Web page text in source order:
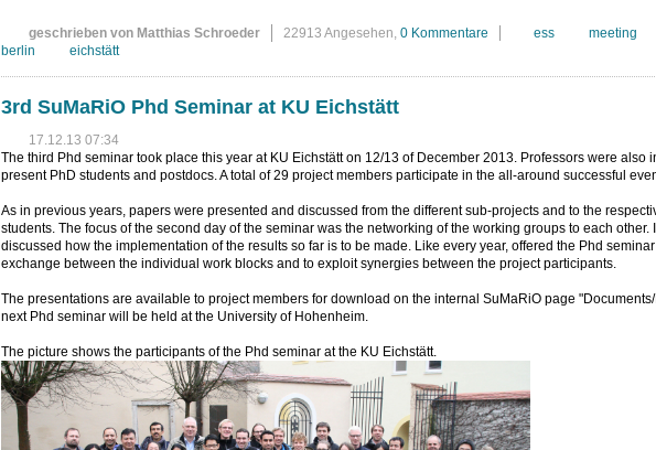
geschrieben von Matthias Schroeder 22913 Angesehen, 0 Kommentare ess meeting
berlin
eichstätt
3rd SuMaRiO Phd Seminar at KU Eichstätt
17.12.13 07:34
The third Phd seminar took place this year at KU Eichstätt on 12/13 of December 2013. Professors were also
present PhD students and postdocs. A total of 29 project members participate in the all-around successful
As in previous years, papers were presented and discussed from the different sub-projects and to the
students. The focus of the second day of the seminar was the networking of the working groups to each other.
discussed how the implementation of the results so far is to be made. Like every year, offered the Phd
exchange between the individual work blocks and to exploit synergies between the project participants.
The presentations are available to project members for download on the internal SuMaRiO page
next Phd seminar will be held at the University of Hohenheim.
The picture shows the participants of the Phd seminar at the KU Eichstätt.